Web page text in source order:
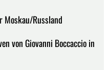
Moskau/Russland
von Giovanni Boccaccio in